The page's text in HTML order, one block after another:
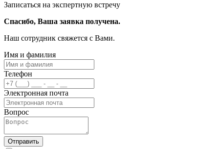
Записаться на экспертную встречу
Спасибо, Ваша заявка получена.
Наш сотрудник свяжется с Вами.
Имя и фамилия
Телефон
Электронная почта
Вопрос
Отправить